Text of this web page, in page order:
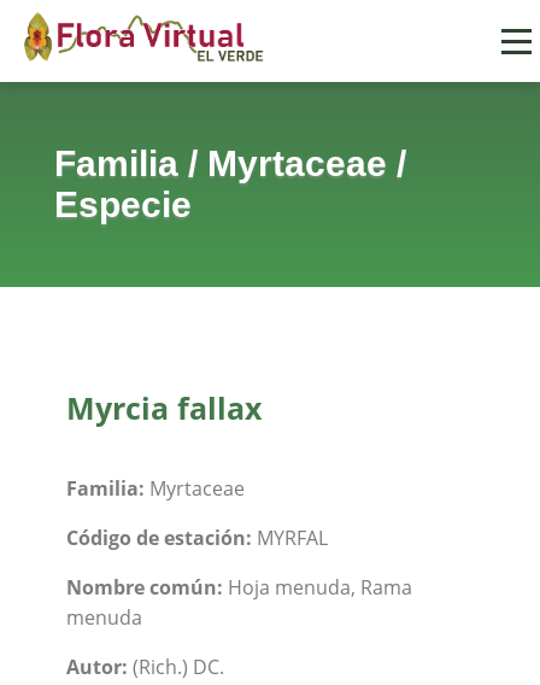
Familia/ Myrtaceae /
Especie
Myrcia fallax
Familia: Myrtaceae
Código de estación: MYRFAL
Nombre común: Hoja menuda, Rama
menuda
Autor: (Rich.) DC.